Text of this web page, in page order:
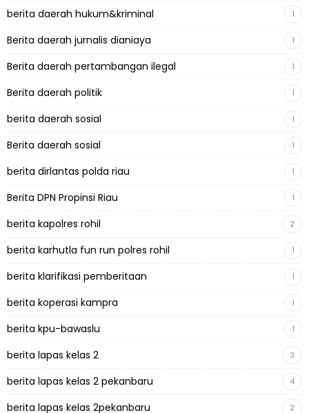
berita daerah hukum&kriminal 1
Berita daerah jurnalis dianiaya 1
Berita daerah pertambangan ilegal 1
Berita daerah politik 1
berita daerah sosial 1
Berita daerah sosial 1
berita dirlantas polda riau 1
Berita DPN Propinsi Riau 1
berita kapolres rohil 2
berita karhutla fun run polres rohil 1
berita klarifikasi pemberitaan 1
berita koperasi kampra 1
berita kpu-bawaslu 1
berita lapas kelas 2 3
berita lapas kelas 2 pekanbaru 4
berita lapas kelas 2pekanbaru 2